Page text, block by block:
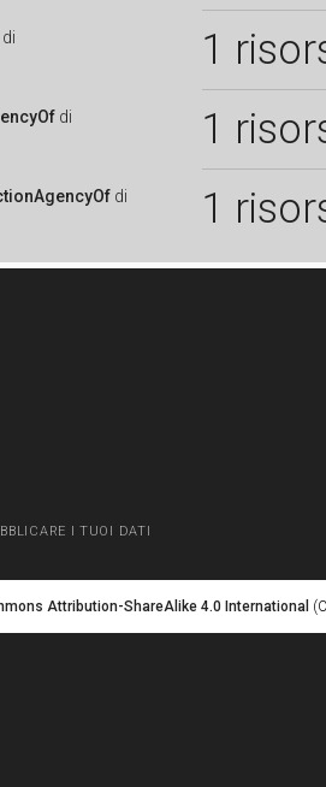
di 1
di 1
di 1
I TUOI DATI
Attribution-ShareAlike 4.0 International